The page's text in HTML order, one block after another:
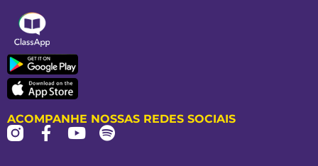
ACOMPANHE NOSSAS REDES SOCIAIS